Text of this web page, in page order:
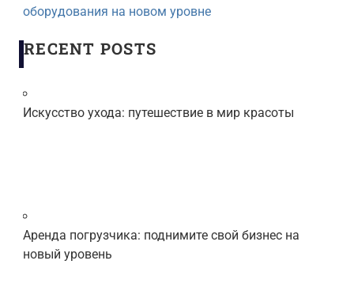
оборудования на новом уровне
RECENT POSTS
Искусство ухода: путешествие в мир красоты
Аренда погрузчика: поднимите свой бизнес на
новый уровень